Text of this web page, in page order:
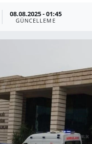
08.08.2025 - 01:45
GÜNCELLEME